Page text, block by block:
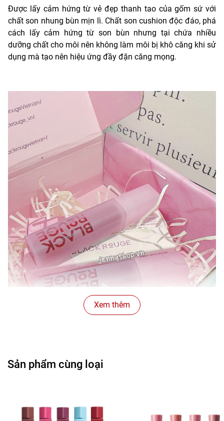
Được lấy cảm hứng từ vẻ đẹp thanh tao của gốm sứ với
chất son nhung bùn mịn lì. Chất son cushion độc đáo, phá
cách lấy cảm hứng từ son bùn nhưng tại chứa nhiều
dưỡng chất cho môi nên không làm môi bị khô căng khi sử
dụng mà tạo nên hiệu ứng đầy đặn căng mọng.
còn tạo được lớp finish siêu lỳ sau khi thoa. Velvet
Xem thêm
Sản phẩm cùng loại